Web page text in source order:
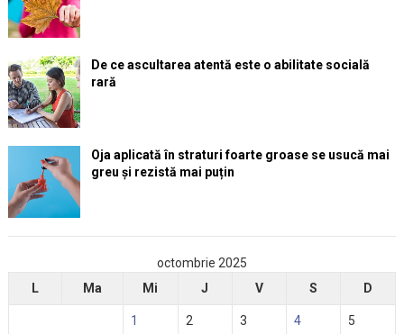
De ce ascultarea atentă este o abilitate socială
rară
Oja aplicată în straturi foarte groase se usucă mai
greu și rezistă mai puțin
octombrie 2025
L
Ma Mi J V S D
1 2 3 4 5